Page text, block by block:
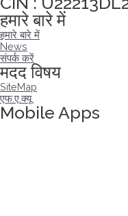
हमारे बारे में
हमारे बारे में
News
संपर्क करें
मदद विषय
SiteMap
एफ.ए.क्यू
Mobile Apps